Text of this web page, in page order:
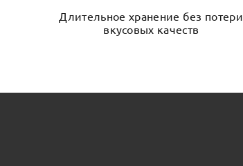
Длительное хранение без потери
вкусовых качеств